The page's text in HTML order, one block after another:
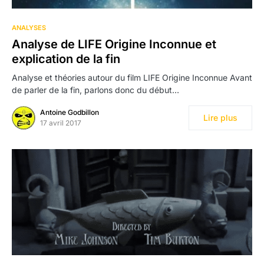
ANALYSES
Analyse de LIFE Origine Inconnue et
explication de la fin
Analyse et théories autour du film LIFE Origine Inconnue Avant
de parler de la fin, parlons donc du début…
Antoine Godbillon
17 avril 2017
Lire plus